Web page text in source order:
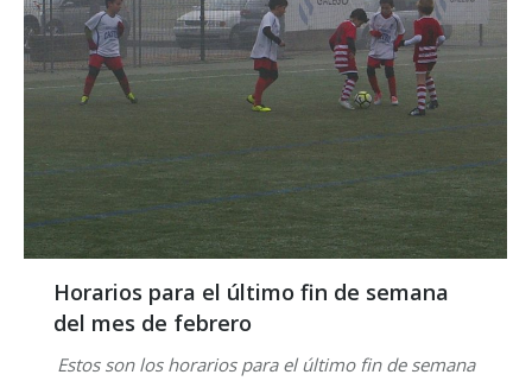
Horarios para el último fin de semana
del mes de febrero
Estos son los horarios para el último fin de semana